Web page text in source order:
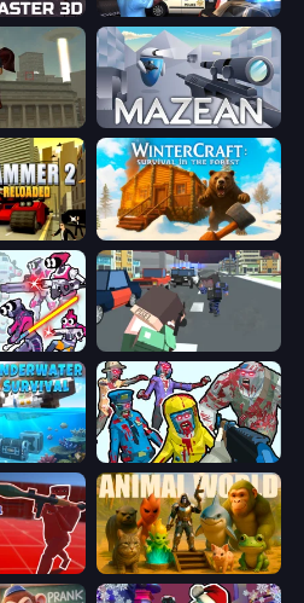
Archer Master 3D: Castle Defense Vegas Clash 3D
The Superman - Theme is Aliens Mazean
WinterCraft: Survival in the Forest
Space Wars Battleground
Underwater Survival: Deep Dive Zombies Shooter
Battle of the Soldiers: Red vs Blue Animal World